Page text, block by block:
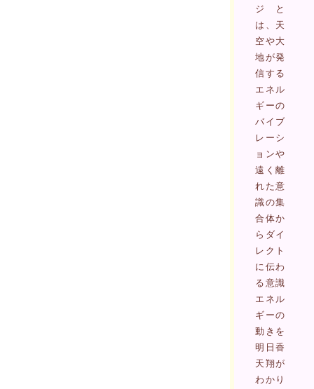
ジと
は、天
空や大
地が発
信する
エネル
ギーの
バイブ
レーシ
ョンや
遠く離
れた意
識の集
合体か
らダイ
レクト
に伝わ
る意識
エネル
ギーの
動きを
明日香
天翔が
わかり